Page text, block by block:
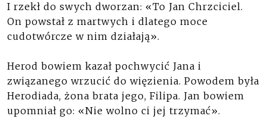
I rzekł do swych dworzan: «To Jan Chrzciciel.
On powstał z martwych i dlatego moce
cudotwórcze w nim działają».
Herod bowiem kazał pochwycić Jana i
związanego wrzucić do więzienia. Powodem była
Herodiada, żona brata jego, Filipa. Jan bowiem
upomniał go: «Nie wolno ci jej trzymać».